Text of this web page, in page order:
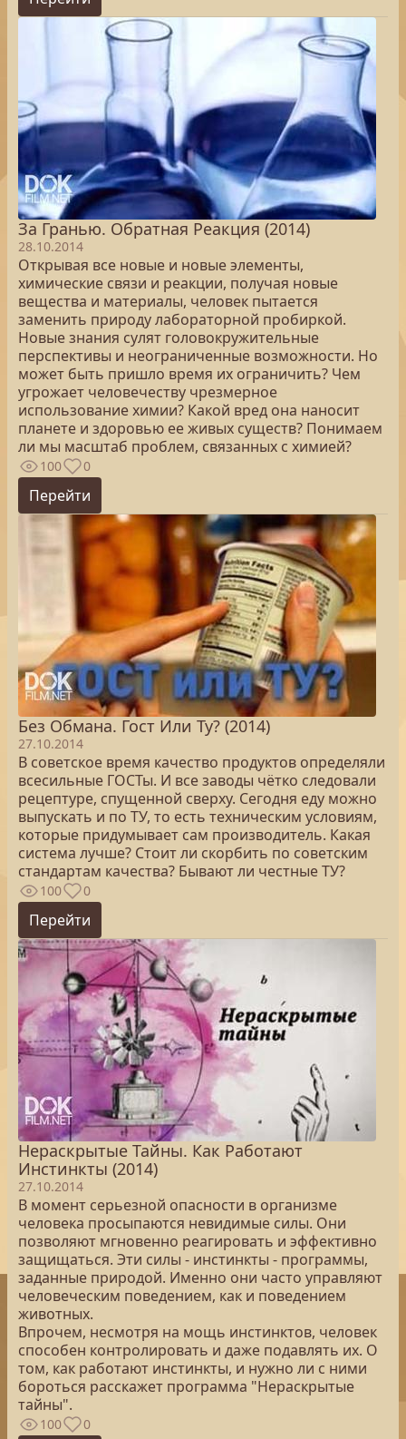
За Гранью. Обратная Реакция (2014)
28.10.2014
Открывая все новые и новые элементы,
химические связи и реакции, получая новые
вещества и материалы, человек пытается
заменить природу лабораторной пробиркой.
Новые знания сулят головокружительные
перспективы и неограниченные возможности. Но
может быть пришло время их ограничить? Чем
угрожает человечеству чрезмерное
использование химии? Какой вред она наносит
планете и здоровью ее живых существ? Понимаем
ли мы масштаб проблем, связанных с химией?
100 0
Перейти
Без Обмана. Гост Или Ту? (2014)
27.10.2014
В советское время качество продуктов определяли
всесильные ГОСТы. И все заводы чётко следовали
рецептуре, спущенной сверху. Сегодня еду можно
выпускать и по ТУ, то есть техническим условиям,
которые придумывает сам производитель. Какая
система лучше? Стоит ли скорбить по советским
стандартам качества? Бывают ли честные ТУ?
100 0
Перейти
Нераскрытые Тайны. Как Работают
Инстинкты (2014)
27.10.2014
В момент серьезной опасности в организме
человека просыпаются невидимые силы. Они
позволяют мгновенно реагировать и эффективно
защищаться. Эти силы - инстинкты - программы,
заданные природой. Именно они часто управляют
человеческим поведением, как и поведением
животных.
Впрочем, несмотря на мощь инстинктов, человек
способен контролировать и даже подавлять их. О
том, как работают инстинкты, и нужно ли с ними
бороться расскажет программа "Нераскрытые
тайны".
100 0